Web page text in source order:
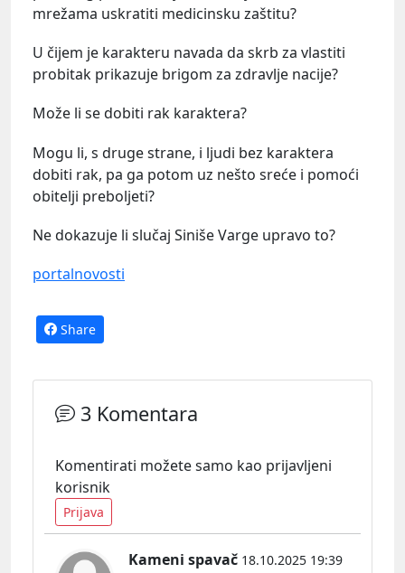
mrežama uskratiti medicinsku zaštitu?
U čijem je karakteru navada da skrb za vlastiti
probitak prikazuje brigom za zdravlje nacije?
Može li se dobiti rak karaktera?
Mogu li, s druge strane, i ljudi bez karaktera
dobiti rak, pa ga potom uz nešto sreće i pomoći
obitelji preboljeti?
Ne dokazuje li slučaj Siniše Varge upravo to?
portalnovosti
Share
3 Komentara
Komentirati možete samo kao prijavljeni
korisnik
Prijava
Kameni spavač 18.10.2025 19:39